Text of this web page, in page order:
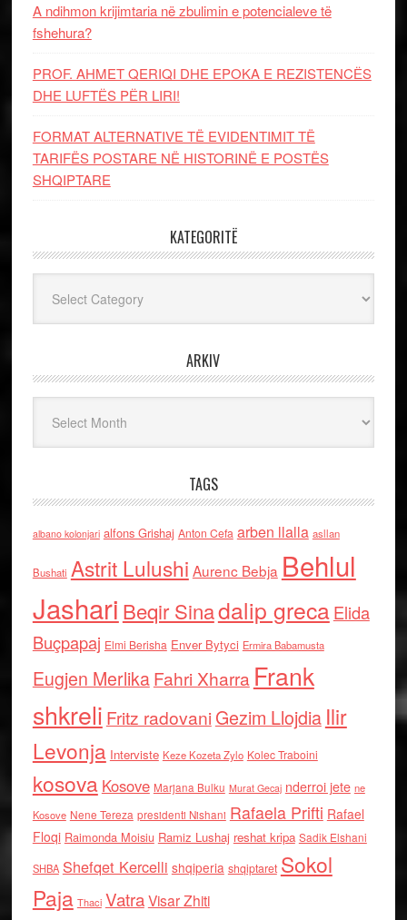
A ndihmon krijimtaria në zbulimin e potencialeve të
fshehura?
PROF. AHMET QERIQI DHE EPOKA E REZISTENCЁS
DHE LUFTЁS PЁR LIRI!
FORMAT ALTERNATIVE TË EVIDENTIMIT TË
TARIFËS POSTARE NË HISTORINË E POSTËS
SHQIPTARE
KATEGORITË
ARKIV
TAGS
albano kolonjari alfons Grishaj Anton Cefa arben llalla asllan
Bushati Astrit Lulushi Aurenc Bebja Behlul
Jashari Beqir Sinadalip grecaElida
Buçpapaj Elmi Berisha Enver Bytyci Ermira Babamusta
Eugjen MerlikaFahri Xharra Frank
shkreli Fritz radovaniGezim Llojdia Ilir
Levonja Interviste Keze Kozeta Zylo Kolec Traboini
kosova Kosove Marjana Bulku Murat Gecaj nderroi jete ne
Kosove Nene Tereza presidenti Nishani Rafaela Prifti Rafael
Floqi Raimonda Moisiu Ramiz Lushaj reshat kripa Sadik Elshani
SHBA Shefqet Kercelli shqiperia shqiptaret Sokol
Paja Thaci VatraVisar Zhiti